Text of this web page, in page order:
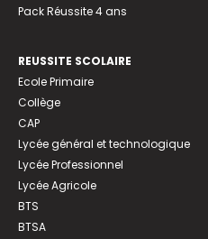
Pack Réussite 4 ans
REUSSITE SCOLAIRE
Ecole Primaire
Collège
CAP
Lycée général et technologique
Lycée Professionnel
Lycée Agricole
BTS
BTSA